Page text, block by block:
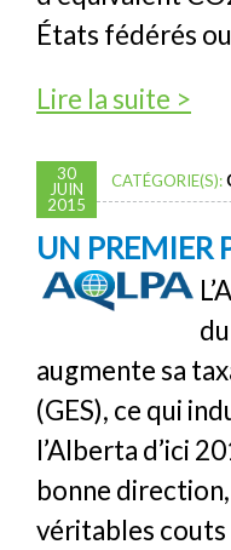
États fédérés
Lire la suite >
30
JUIN
2015
CATÉGORIE(S):
UN PREMIER
augmente sa
(GES), ce qui
l’Alberta d’ici
bonne
véritables couts